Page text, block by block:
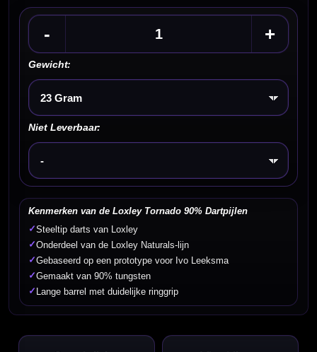
- +
Gewicht:
Kies een optie
Niet Leverbaar:
Kies een optie
Kenmerken van de Loxley Tornado 90% Dartpijlen
✓Steeltip darts van Loxley
✓Onderdeel van de Loxley Naturals-lijn
✓Gebaseerd op een prototype voor Ivo Leeksma
✓Gemaakt van 90% tungsten
✓ Lange barrel met duidelijke ringgrip